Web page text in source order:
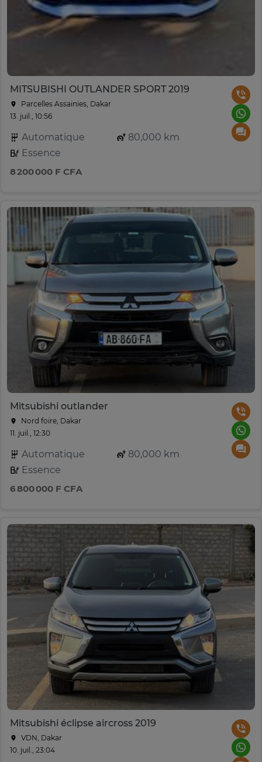
MITSUBISHI OUTLANDER SPORT 2019
Parcelles Assainies, Dakar
13. juil., 10:56
Automatique
80,000 km
Essence
8 200 000 F CFA
Mitsubishi outlander
Nord foire, Dakar
11. juil., 12:30
Automatique
80,000 km
Essence
6 800 000 F CFA
Mitsubishi éclipse aircross 2019
VDN, Dakar
10. juil., 23:04